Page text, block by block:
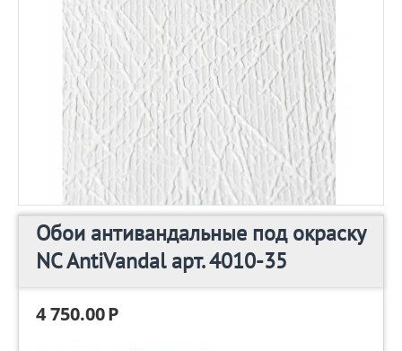
Обои антивандальные под окраску
NC AntiVandal арт. 4010-35
4 750.00Р